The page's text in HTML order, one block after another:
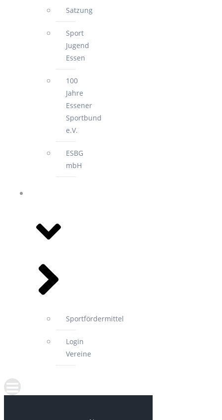
Satzung
Sport
Jugend
Essen
100
Jahre
Essener
Sportbund
e.V.
ESBG
mbH
Sportfördermittel
Login
Vereine